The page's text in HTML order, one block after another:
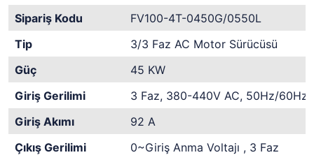
Sipariş Kodu
FV100-4T-0450G/0550L
Tip
3/3 Faz AC Motor Sürücüsü
Güç
45 KW
Giriş Gerilimi
3 Faz, 380-440V AC, 50Hz/60Hz
Giriş Akımı
92 A
Çıkış Gerilimi
0~Giriş Anma Voltajı , 3 Faz